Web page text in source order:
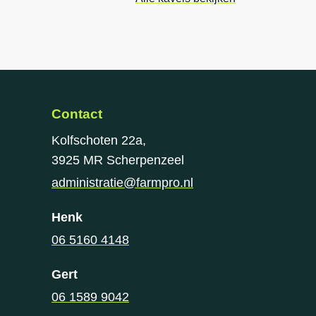
Contact
Kolfschoten 22a,
3925 MR Scherpenzeel
administratie@farmpro.nl
Henk
06 5160 4148
Gert
06 1589 9042